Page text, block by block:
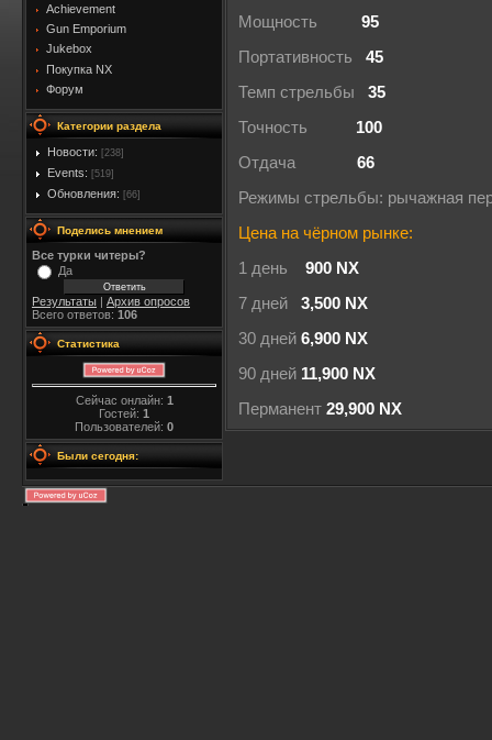
Achievement
Gun Emporium
Jukebox
Покупка NX
Форум
Категории раздела
Новости: [238]
Events: [519]
Обновления: [66]
Поделись мнением
Все турки читеры?
Да
Результаты | Архив опросов
Всего ответов: 106
Статистика
Сейчас онлайн: 1
Гостей: 1
Пользователей: 0
Были сегодня:
Мощность 95
Портативность 45
Темп стрельбы 35
Точность 100
Отдача 66
Режимы стрельбы: рычажная
Цена на чёрном рынке:
1 день
900 NX
7 дней 3,500 NX
30 дней 6,900 NX
90 дней 11,900 NX
Перманент 29,900 NX